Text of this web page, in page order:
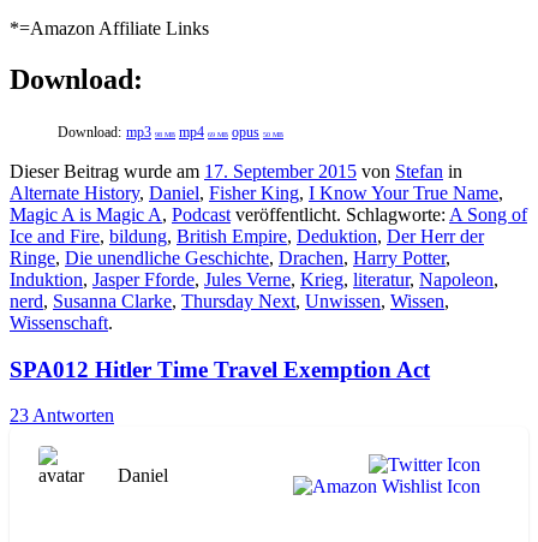
*=Amazon Affiliate Links
Download:
Download: mp3 98 MB mp4 69 MB opus 50 MB
Dieser Beitrag wurde am 17. September 2015 von Stefan in
Alternate History, Daniel, Fisher King, I Know Your True Name,
Magic A is Magic A, Podcast veröffentlicht. Schlagworte: A Song of
Ice and Fire, bildung, British Empire, Deduktion, Der Herr der
Ringe, Die unendliche Geschichte, Drachen, Harry Potter,
Induktion, Jasper Fforde, Jules Verne, Krieg, literatur, Napoleon,
nerd, Susanna Clarke, Thursday Next, Unwissen, Wissen,
Wissenschaft.
SPA012 Hitler Time Travel Exemption Act
23 Antworten
Daniel